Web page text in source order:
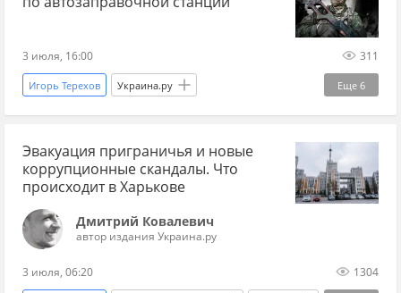
3 июля, 16:00 311
Еще 6
Игорь Терехов Украина.ру
Евгений Балицкий Украина Харьков
Токмак СВО Спецоперация
Эвакуация приграничья и новые
коррупционные скандалы. Что
происходит в Харькове
Дмитрий Ковалевич
автор издания Украина.ру
3 июля, 06:20 1304